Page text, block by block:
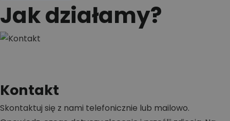
Jak działamy?
Kontakt
Skontaktuj się z nami telefonicznie lub mailowo.